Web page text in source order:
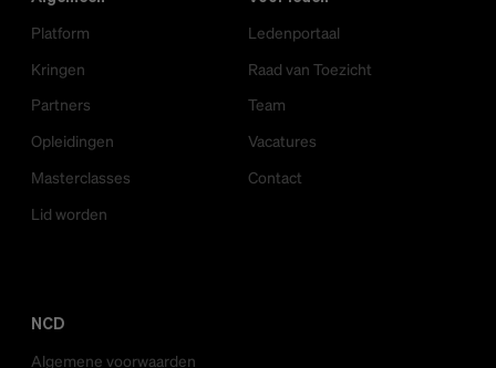
Platform
Kringen
Partners
Opleidingen
Masterclasses
Lid worden
Ledenportaal
Raad van Toezicht
Team
Vacatures
Contact
NCD
Algemene voorwaarden